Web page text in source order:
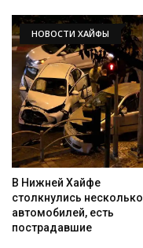
НОВОСТИ ХАЙФЫ
В Нижней Хайфе
столкнулись несколько
автомобилей, есть
пострадавшие